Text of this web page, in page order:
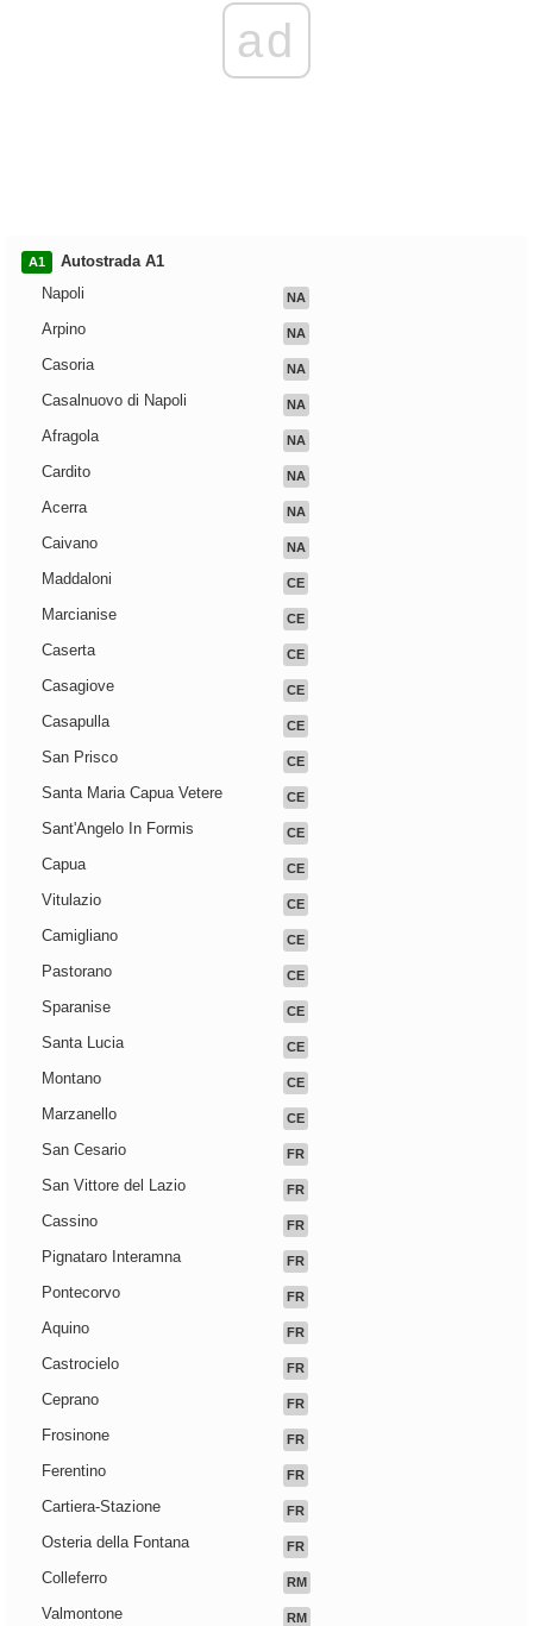
ad
A1
Autostrada A1
Napoli
NA
Arpino NA
Casoria NA
Casalnuovo di Napoli NA
Afragola NA
Cardito NA
Acerra NA
Caivano NA
Maddaloni CE
Marcianise CE
Caserta CE
Casagiove CE
Casapulla CE
San Prisco CE
Santa Maria Capua Vetere CE
Sant'Angelo In Formis CE
Capua CE
Vitulazio CE
Camigliano CE
Pastorano CE
Sparanise CE
Santa Lucia CE
Montano CE
Marzanello CE
San Cesario FR
San Vittore del Lazio FR
Cassino FR
Pignataro Interamna FR
Pontecorvo FR
Aquino FR
Castrocielo FR
Ceprano FR
Frosinone FR
Ferentino FR
Cartiera-Stazione FR
Osteria della Fontana FR
Colleferro RM
Valmontone RM